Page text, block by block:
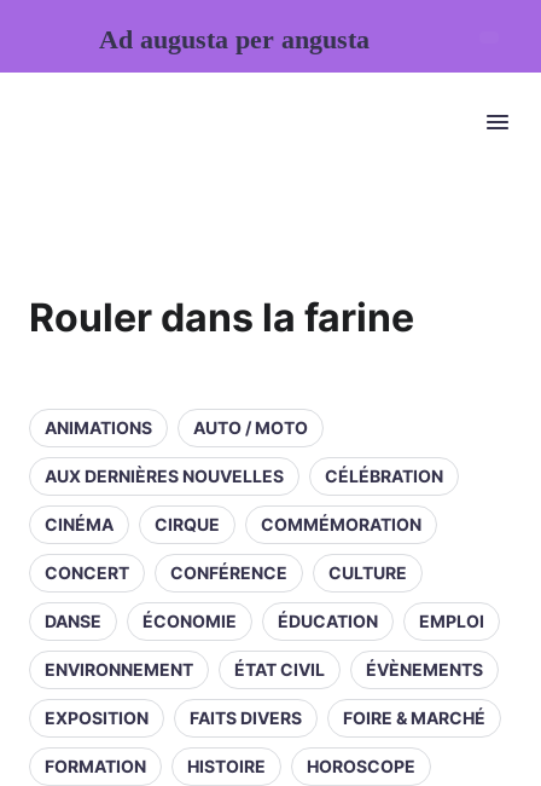
Rouler dans la farine
ANIMATIONS AUTO / MOTO
AUX DERNIÈRES NOUVELLES CÉLÉBRATION
CINÉMA CIRQUE COMMÉMORATION
CONCERT CONFÉRENCE CULTURE
DANSE ÉCONOMIE ÉDUCATION EMPLOI
ENVIRONNEMENT ÉTAT CIVIL ÉVÈNEMENTS
EXPOSITION FAITS DIVERS FOIRE & MARCHÉ
FORMATION HISTOIRE HOROSCOPE
Ad augusta per angusta